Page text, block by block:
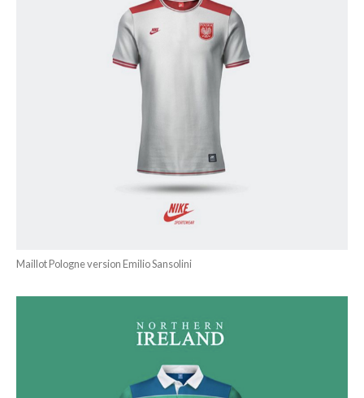
Maillot Pologne version Emilio Sansolini